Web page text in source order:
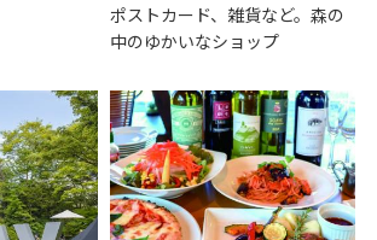
ポストカード、雑貨など。森の
中のゆかいなショップ